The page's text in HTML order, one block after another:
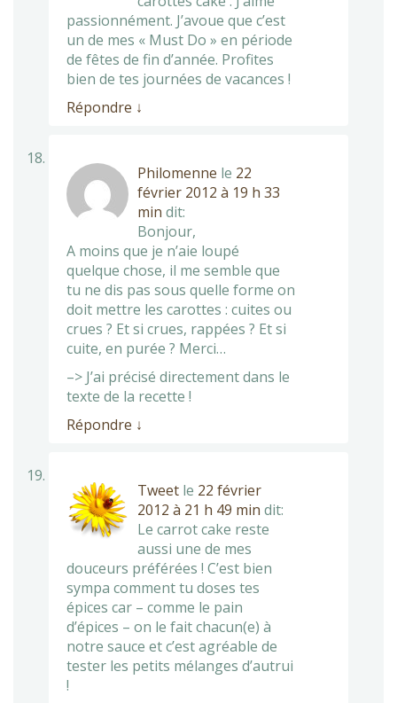
passionnément. J’avoue que c’est
un de mes « Must Do » en période
de fêtes de fin d’année. Profites
bien de tes journées de vacances !
Répondre ↓
Philomenne le 22
février 2012 à 19 h 33
min dit:
Bonjour,
A moins que je n’aie loupé
quelque chose, il me semble que
tu ne dis pas sous quelle forme on
doit mettre les carottes : cuites ou
crues ? Et si crues, rappées ? Et si
cuite, en purée ? Merci…
–> J’ai précisé directement dans le
texte de la recette !
Répondre ↓
Tweet le 22 février
2012 à 21 h 49 min dit:
Le carrot cake reste
aussi une de mes
douceurs préférées ! C’est bien
sympa comment tu doses tes
épices car – comme le pain
d’épices – on le fait chacun(e) à
notre sauce et c’est agréable de
tester les petits mélanges d’autrui
!